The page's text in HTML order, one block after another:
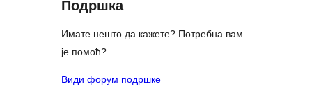
Подршка
Имате нешто да кажете? Потребна вам
је помоћ?
Види форум подршке